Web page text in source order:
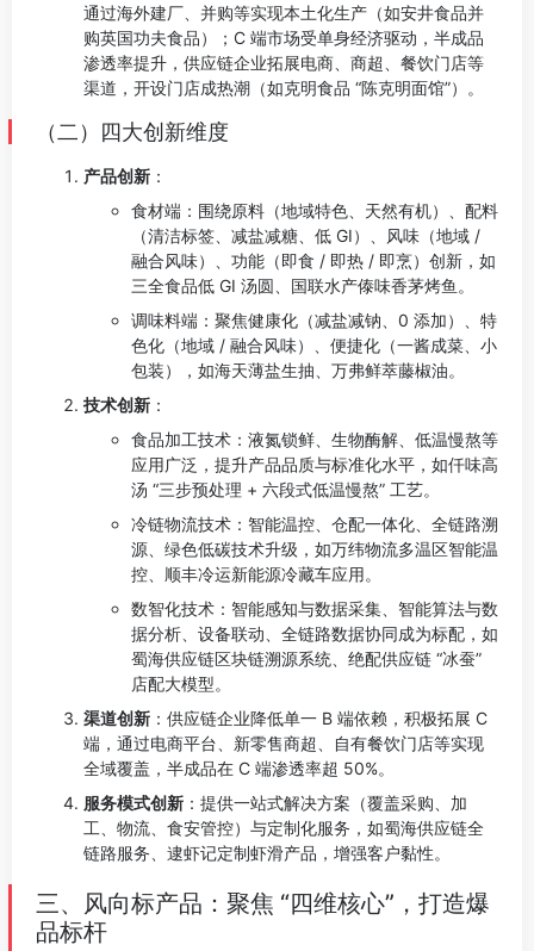
通过海外建厂、并购等实现本土化生产（如安井食品并
购英国功夫食品）；C 端市场受单身经济驱动，半成品
渗透率提升，供应链企业拓展电商、商超、餐饮门店等
渠道，开设门店成热潮（如克明食品 “陈克明面馆”）。
（二）四大创新维度
产品创新 ：
食材端：围绕原料（地域特色、天然有机）、配料
（清洁标签、减盐减糖、低 GI）、风味（地域 /
融合风味）、功能（即食 / 即热 / 即烹）创新，如
三全食品低 GI 汤圆、国联水产傣味香茅烤鱼。
调味料端：聚焦健康化（减盐减钠、0 添加）、特
色化（地域 / 融合风味）、便捷化（一酱成菜、小
包装），如海天薄盐生抽、万弗鲜萃藤椒油。
技术创新 ：
食品加工技术：液氮锁鲜、生物酶解、低温慢熬等
应用广泛，提升产品品质与标准化水平，如仟味高
汤 “三步预处理 + 六段式低温慢熬” 工艺。
冷链物流技术：智能温控、仓配一体化、全链路溯
源、绿色低碳技术升级，如万纬物流多温区智能温
控、顺丰冷运新能源冷藏车应用。
数智化技术：智能感知与数据采集、智能算法与数
据分析、设备联动、全链路数据协同成为标配，如
蜀海供应链区块链溯源系统、绝配供应链 “冰蚕”
店配大模型。
渠道创新 ：供应链企业降低单一 B 端依赖，积极拓展 C
端，通过电商平台、新零售商超、自有餐饮门店等实现
全域覆盖，半成品在 C 端渗透率超 50%。
服务模式创新 ：提供一站式解决方案（覆盖采购、加
工、物流、食安管控）与定制化服务，如蜀海供应链全
链路服务、逮虾记定制虾滑产品，增强客户黏性。
三、风向标产品：聚焦 “四维核心”，打造爆
品标杆